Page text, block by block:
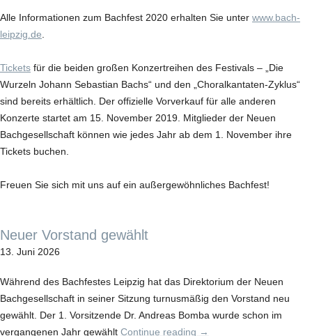
Alle Informationen zum Bachfest 2020 erhalten Sie unter www.bach-
leipzig.de
Tickets für die beiden großen Konzertreihen des Festivals – „Die
Wurzeln Johann Sebastian Bachs“ und den „Choralkantaten-Zyklus“
sind bereits erhältlich. Der offizielle Vorverkauf für alle anderen
Konzerte startet am 15. November 2019. Mitglieder der Neuen
Bachgesellschaft können wie jedes Jahr ab dem 1. November ihre
Tickets buchen.
Freuen Sie sich mit uns auf ein außergewöhnliches Bachfest!
Neuer Vorstand gewählt
13. Juni 2026
Während des Bachfestes Leipzig hat das Direktorium der Neuen
Bachgesellschaft in seiner Sitzung turnusmäßig den Vorstand neu
gewählt. Der 1. Vorsitzende Dr. Andreas Bomba wurde schon im
vergangenen Jahr gewählt Continue reading →